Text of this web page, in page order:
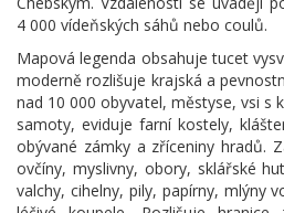
4 000 vídeňských sáhů nebo coulů.
Mapová legenda obsahuje tucet
moderně rozlišuje krajská a
nad 10 000 obyvatel, městyse, vsi s
samoty, eviduje farní kostely,
obývané zámky a zříceniny hradů.
ovčíny, myslivny, obory, sklářské
valchy, cihelny, pily, papírny, mlýny